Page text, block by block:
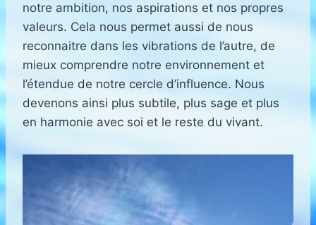
notre ambition, nos aspirations et nos propres
valeurs. Cela nous permet aussi de nous
reconnaitre dans les vibrations de l’autre, de
mieux comprendre notre environnement et
l’étendue de notre cercle d’influence. Nous
devenons ainsi plus subtile, plus sage et plus
en harmonie avec soi et le reste du vivant.